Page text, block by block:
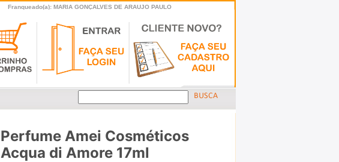
Franqueado(a): MARIA GONÇALVES DE ARAUJO PAULO
Perfume Amei Cosméticos
Acqua di Amore 17ml